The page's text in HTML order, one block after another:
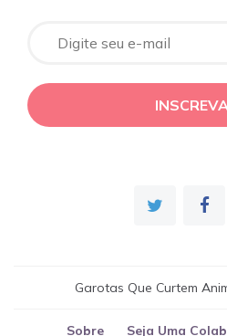
Garotas Que Curtem
Sobre Seja Uma